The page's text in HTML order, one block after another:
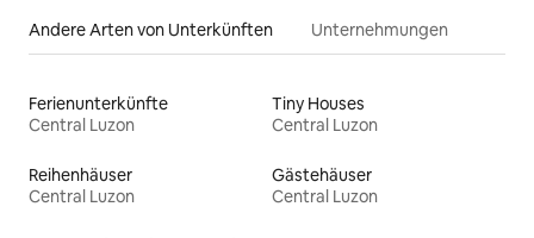
Andere Arten von Unterkünften Unternehmungen
Ferienunterkünfte
Central Luzon
Tiny Houses
Central Luzon
Reihenhäuser
Central Luzon
Gästehäuser
Central Luzon